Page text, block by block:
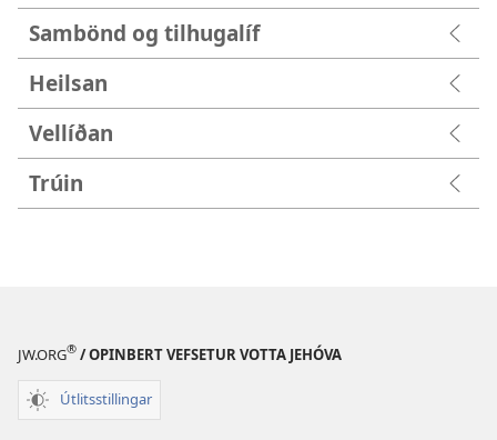
Sambönd og tilhugalíf
Heilsan
Vellíðan
Trúin
JW.ORG® / OPINBERT VEFSETUR VOTTA JEHÓVA
Útlitsstillingar